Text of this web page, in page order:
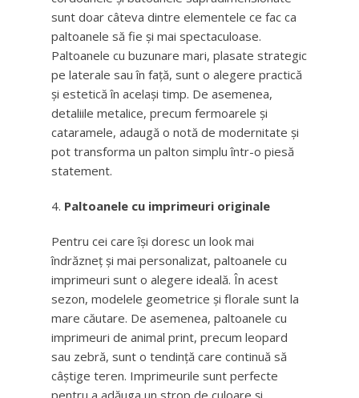
sunt doar câteva dintre elementele ce fac ca
paltoanele să fie și mai spectaculoase.
Paltoanele cu buzunare mari, plasate strategic
pe laterale sau în față, sunt o alegere practică
și estetică în același timp. De asemenea,
detaliile metalice, precum fermoarele și
cataramele, adaugă o notă de modernitate și
pot transforma un palton simplu într-o piesă
statement.
Paltoanele cu imprimeuri originale
Pentru cei care își doresc un look mai
îndrăzneț și mai personalizat, paltoanele cu
imprimeuri sunt o alegere ideală. În acest
sezon, modelele geometrice și florale sunt la
mare căutare. De asemenea, paltoanele cu
imprimeuri de animal print, precum leopard
sau zebră, sunt o tendință care continuă să
câștige teren. Imprimeurile sunt perfecte
pentru a adăuga un strop de culoare și